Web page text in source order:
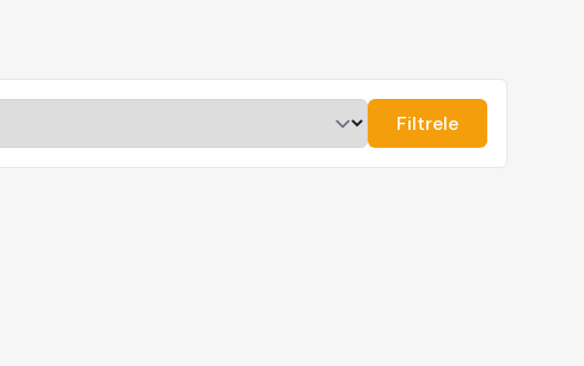
Filtrele